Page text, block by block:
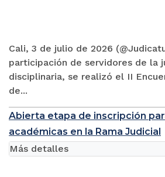
Cali, 3 de julio de 2026
participación de servidores de la
disciplinaria, se realizó el II
de...
Abierta etapa de inscripción
académicas en la Rama Judicial
Más detalles